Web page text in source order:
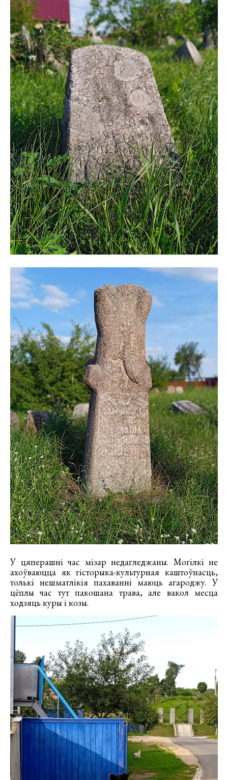
У цяперашні час мізар недагледжаны. Могілкі не
ахоўваюцца як гісторыка-культурная каштоўнасць,
толькі нешматлікія пахаванні маюць агароджу. У
цёплы час тут пакошана трава, але вакол месца
ходзяць куры і козы.